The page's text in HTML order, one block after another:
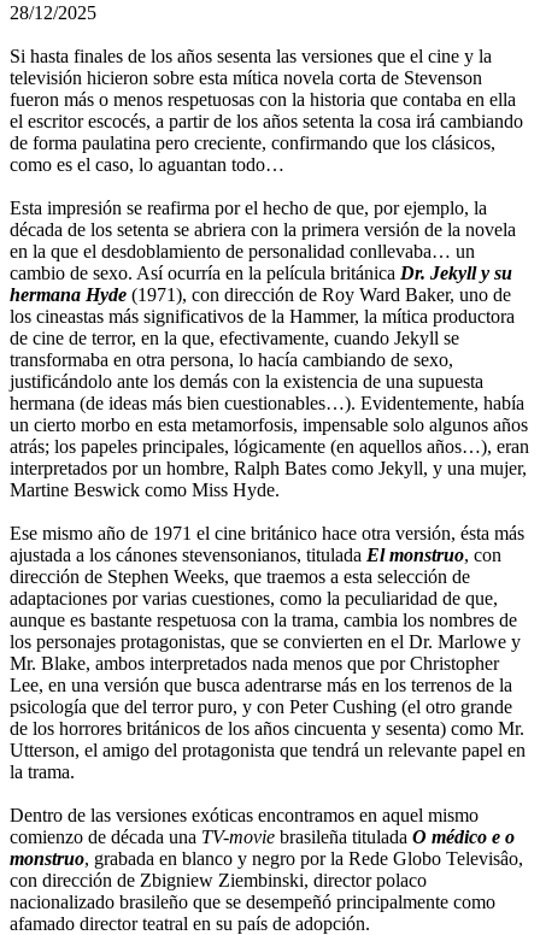
28/12/2025
Si hasta finales de los años sesenta las versiones que el cine y la
televisión hicieron sobre esta mítica novela corta de Stevenson
fueron más o menos respetuosas con la historia que contaba en ella
el escritor escocés, a partir de los años setenta la cosa irá cambiando
de forma paulatina pero creciente, confirmando que los clásicos,
como es el caso, lo aguantan todo…
Esta impresión se reafirma por el hecho de que, por ejemplo, la
década de los setenta se abriera con la primera versión de la novela
en la que el desdoblamiento de personalidad conllevaba… un
cambio de sexo. Así ocurría en la película británica Dr. Jekyll y su
hermana Hyde (1971), con dirección de Roy Ward Baker, uno de
los cineastas más significativos de la Hammer, la mítica productora
de cine de terror, en la que, efectivamente, cuando Jekyll se
transformaba en otra persona, lo hacía cambiando de sexo,
justificándolo ante los demás con la existencia de una supuesta
hermana (de ideas más bien cuestionables…). Evidentemente, había
un cierto morbo en esta metamorfosis, impensable solo algunos años
atrás; los papeles principales, lógicamente (en aquellos años…), eran
interpretados por un hombre, Ralph Bates como Jekyll, y una mujer,
Martine Beswick como Miss Hyde.
Ese mismo año de 1971 el cine británico hace otra versión, ésta más
ajustada a los cánones stevensonianos, titulada El monstruo, con
dirección de Stephen Weeks, que traemos a esta selección de
adaptaciones por varias cuestiones, como la peculiaridad de que,
aunque es bastante respetuosa con la trama, cambia los nombres de
los personajes protagonistas, que se convierten en el Dr. Marlowe y
Mr. Blake, ambos interpretados nada menos que por Christopher
Lee, en una versión que busca adentrarse más en los terrenos de la
psicología que del terror puro, y con Peter Cushing (el otro grande
de los horrores británicos de los años cincuenta y sesenta) como Mr.
Utterson, el amigo del protagonista que tendrá un relevante papel en
la trama.
Dentro de las versiones exóticas encontramos en aquel mismo
comienzo de década una TV-movie brasileña titulada O médico e o
monstruo, grabada en blanco y negro por la Rede Globo Televisâo,
con dirección de Zbigniew Ziembinski, director polaco
nacionalizado brasileño que se desempeñó principalmente como
afamado director teatral en su país de adopción.